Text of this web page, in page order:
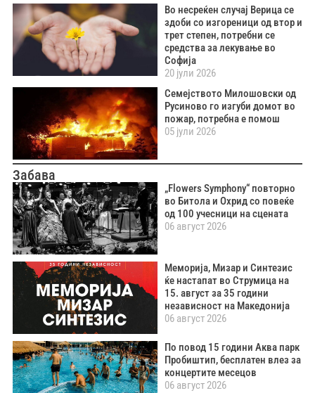
Во несреќен случај Верица се
здоби со изгореници од втор и
трет степен, потребни се
средства за лекување во
Софија
20 јули 2026
Семејството Милошовски од
Русиново го изгуби домот во
пожар, потребна е помош
05 јули 2026
Забава
„Flowers Symphony“ повторно
во Битола и Охрид со повеќе
од 100 учесници на сцената
06 август 2026
Меморија, Мизар и Синтезис
ќе настапат во Струмица на
15. август за 35 години
независност на Македонија
06 август 2026
По повод 15 години Аква парк
Пробиштип, бесплатен влез за
концертите месецов
06 август 2026